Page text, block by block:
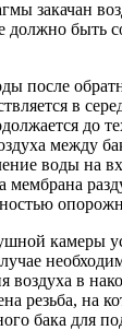
закачан
должно быть
после
в
до
между
воды на
мембрана
камеры
воздуха в
резьба, на
бака для